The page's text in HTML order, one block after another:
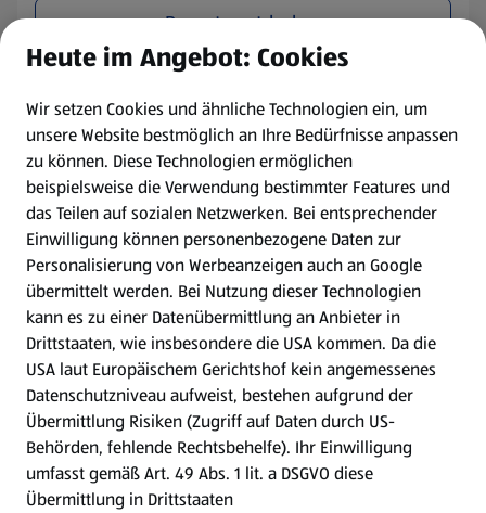
Rezepte entdecken
Kochen für Kinder
Rezepte entdecken
Heute im Angebot: Cookies
Wir setzen Cookies und ähnliche Technologien ein, um
unsere Website bestmöglich an Ihre Bedürfnisse anpassen
zu können. Diese Technologien ermöglichen
beispielsweise die Verwendung bestimmter Features und
das Teilen auf sozialen Netzwerken. Bei entsprechender
Einwilligung können personenbezogene Daten zur
Personalisierung von Werbeanzeigen auch an Google
übermittelt werden. Bei Nutzung dieser Technologien
kann es zu einer Datenübermittlung an Anbieter in
Drittstaaten, wie insbesondere die USA kommen. Da die
USA laut Europäischem Gerichtshof kein angemessenes
Datenschutzniveau aufweist, bestehen aufgrund der
Übermittlung Risiken (Zugriff auf Daten durch US-
Behörden, fehlende Rechtsbehelfe). Ihr Einwilligung
umfasst gemäß Art. 49 Abs. 1 lit. a DSGVO diese
Übermittlung in Drittstaaten